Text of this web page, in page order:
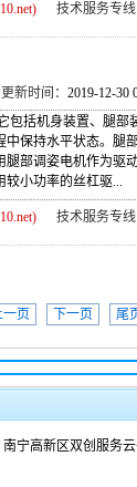
技术服务专线
更新时间： 2019-12-30
括机身装置、腿部
保持水平状态。腿
部调姿电机作为驱
较小功率的丝杠驱...
技术服务专线
一页 下一页 尾
南宁高新区双创服务